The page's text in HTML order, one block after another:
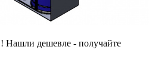
Нашли дешевле - получайте